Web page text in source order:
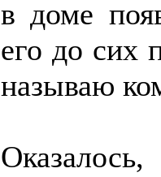
в доме
его до сих
называю